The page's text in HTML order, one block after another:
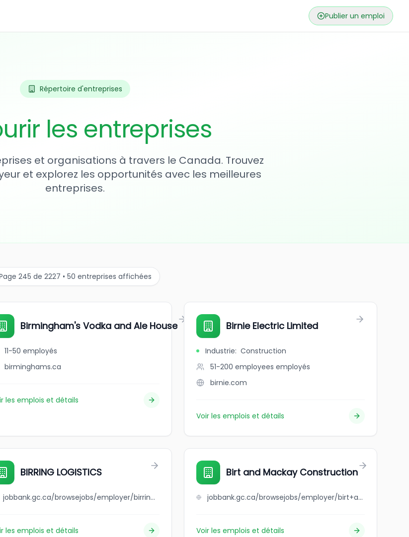
Publier un emploi
Répertoire d'entreprises
les entreprises
et organisations à travers le Canada. Trouvez
et explorez les opportunités avec les meilleures
entreprises.
245 de 2227 • 50 entreprises affichées
Birmingham's Vodka and Ale House
11-50 employés
birminghams.ca
les emplois et détails
Birnie Electric Limited
Industrie: Construction
51-200 employees employés
birnie.com
Voir les emplois et détails
BIRRING LOGISTICS
jobbank.gc.ca/browsejobs/employer/birring+logistics/ca
les emplois et détails
Birt and Mackay Construction
jobbank.gc.ca/browsejobs/employer/birt+and+mackay+construction/ca
Voir les emplois et détails